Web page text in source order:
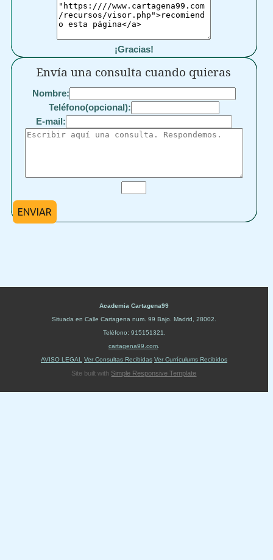
¡Gracias!
Envía una consulta cuando quieras
Nombre:
Teléfono(opcional):
E-mail:
ENVIAR
Academia Cartagena99
Situada en Calle Cartagena num. 99 Bajo Madrid 28002
Teléfono: 915151321
cartagena99.com
AVISO LEGAL
Ver Consultas Recibidas Ver Currículums Recibidos
Site built with Simple Responsive Template